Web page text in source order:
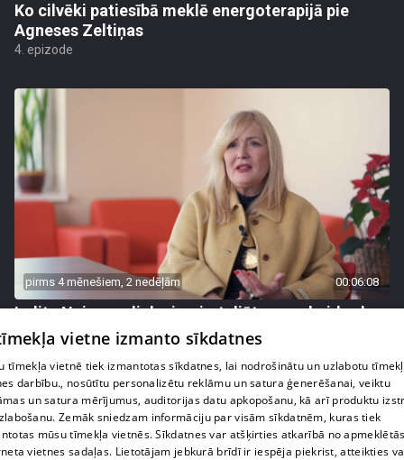
Ko cilvēki patiesībā meklē energoterapijā pie
Agneses Zeltiņas
4. epizode
pirms 4 mēnešiem, 2 nedēļām 00:06:08
Lolita Neimane liek aizmirst diētas un skaidro kas
patiesībā strādā pēc 40
3. epizode
vietne izmanto sīkdatnes
tīmekļa vietnē tiek izmantotas sīkdatnes, lai nodrošinātu un uzlabotu
darbību., nosūtītu personalizētu reklāmu un satura ģenerēšanai, veiktu
un satura mērījumus, auditorijas datu apkopošanu, kā arī produktu
Zemāk sniedzam informāciju par visām sīkdatnēm, kuras tiek
mūsu tīmekļa vietnēs. Sīkdatnes var atšķirties atkarībā no
vietnes sadaļas. Lietotājam jebkurā brīdī ir iespēja piekrist, atteikties